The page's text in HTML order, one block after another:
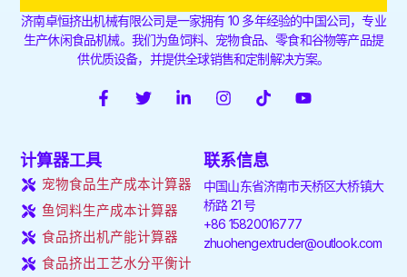
济南卓恒挤出机械有限公司是一家拥有 10 多年经验的中国公司，专业
生产休闲食品机械。我们为鱼饲料、宠物食品、零食和谷物等产品提
供优质设备，并提供全球销售和定制解决方案。
F
o
o
k
-
f
推
L
d
i
n
I
a
g
r
a
m
T
t
o
k
Y
b
e
计算器工具
宠物食品生产成本计算器
鱼饲料生产成本计算器
食品挤出机产能计算器
食品挤出工艺水分平衡计
联系信息
中国山东省济南市天桥区大桥镇大
桥路 21 号
+86 15820016777
zhuohengextruder@outlook.com